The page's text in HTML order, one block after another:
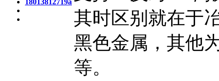
其时区别就在于
黑色金属，其他
等。